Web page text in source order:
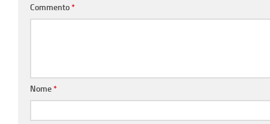
Commento*
Nome*